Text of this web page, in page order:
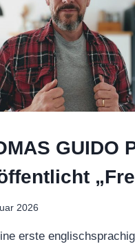
GUIDO
2026
erste